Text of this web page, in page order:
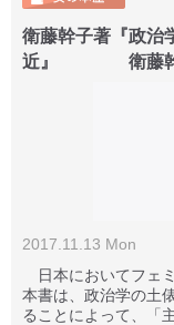
衛藤幹子著『政治
近』 衛藤
2017.11.13 Mon
日本においてフェ
本書は、政治学の土
ることによって、「